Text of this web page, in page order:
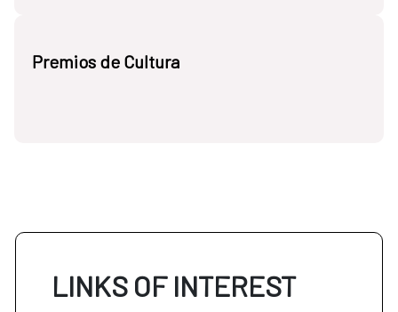
Premios de Cultura
LINKS OF INTEREST